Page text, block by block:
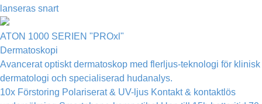
lanseras snart
ATON 1000 SERIEN "PROxl"
Dermatoskopi
Avancerat optiskt dermatoskop med flerljus-teknologi för klinisk
dermatologi och specialiserad hudanalys.
10x Förstoring Polariserat & UV-ljus Kontakt & kontaktlös